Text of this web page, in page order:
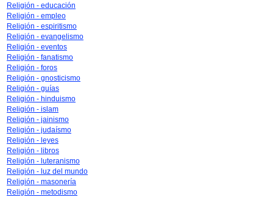
Religión - educación
Religión - empleo
Religión - espiritismo
Religión - evangelismo
Religión - eventos
Religión - fanatismo
Religión - foros
Religión - gnosticismo
Religión - guías
Religión - hinduismo
Religión - islam
Religión - jainismo
Religión - judaísmo
Religión - leyes
Religión - libros
Religión - luteranismo
Religión - luz del mundo
Religión - masonería
Religión - metodismo